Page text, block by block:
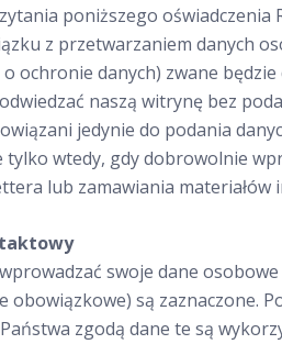
poniższego
z przetwarzaniem danych
ochronie danych) zwane będzie
naszą witrynę bez
jedynie do podania
tylko wtedy, gdy dobrowolnie
lub zamawiania materiałów
swoje dane
obowiązkowe) są zaznaczone.
zgodą dane te są